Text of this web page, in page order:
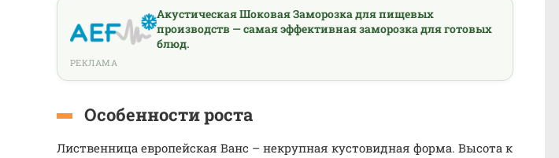
Акустическая Шоковая Заморозка для пищевых
производств — самая эффективная заморозка для готовых
блюд.
РЕКЛАМА
Особенности роста
Лиственница европейская Ванс – некрупная кустовидная форма. Высота к